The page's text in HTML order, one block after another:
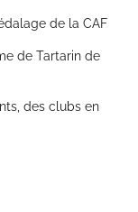
de la CAF
de Tartarin de
des clubs en